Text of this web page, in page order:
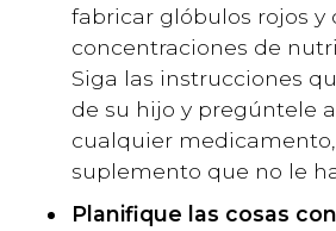
fabricar glóbulos rojos y
concentraciones de
Siga las instrucciones
de su hijo y pregúntele
cualquier
suplemento que no le
Planifique las cosas